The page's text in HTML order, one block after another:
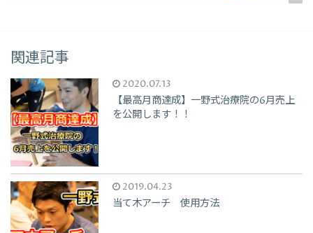
関連記事
2020.07.13
【最高月商達成】一野式治療院の6月売上
を公開します！！
2019.04.23
当て木アーチ 使用方法